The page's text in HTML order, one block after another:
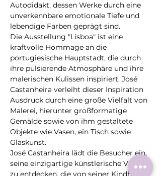
Autodidakt, dessen Werke durch eine
unverkennbare emotionale Tiefe und
lebendige Farben geprägt sind.
Die Ausstellung "Lisboa" ist eine
kraftvolle Hommage an die
portugiesische Hauptstadt, die durch
ihre pulsierende Atmosphäre und ihre
malerischen Kulissen inspiriert. José
Castanheira verleiht dieser Inspiration
Ausdruck durch eine große Vielfalt von
Malerei, hierunter großformatige
Gemälde sowie von ihm gestaltete
Objekte wie Vasen, ein Tisch sowie
Glaskunst.
José Castanheira lädt die Besucher ein,
seine einzigartige künstlerische Vision
zu entdecken, die von seiner Kindheit